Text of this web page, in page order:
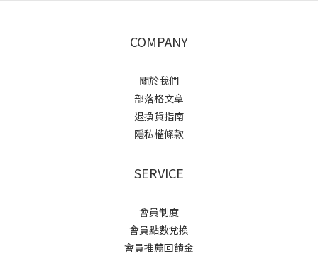
COMPANY
關於我們
部落格文章
退換貨指南
隱私權條款
SERVICE
會員制度
會員點數兌換
會員推薦回饋金